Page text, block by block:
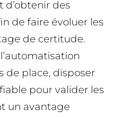
d’obtenir des
de faire évoluer les
de certitude.
de place, disposer
pour valider les
un avantage